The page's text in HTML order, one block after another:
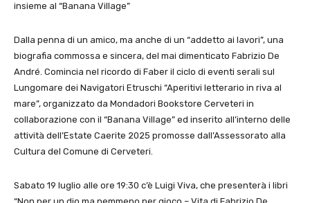
insieme al “Banana Village”
Dalla penna di un amico, ma anche di un “addetto ai lavori”, una
biografia commossa e sincera, del mai dimenticato Fabrizio De
André. Comincia nel ricordo di Faber il ciclo di eventi serali sul
Lungomare dei Navigatori Etruschi “Aperitivi letterario in riva al
mare”, organizzato da Mondadori Bookstore Cerveteri in
collaborazione con il “Banana Village” ed inserito all’interno delle
attività dell’Estate Caerite 2025 promosse dall’Assessorato alla
Cultura del Comune di Cerveteri.
Sabato 19 luglio alle ore 19:30 c’è Luigi Viva, che presenterà i libri